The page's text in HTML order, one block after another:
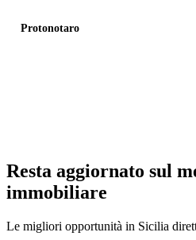
Protonotaro
Resta aggiornato sul
immobiliare
Le migliori opportunità in Sicilia